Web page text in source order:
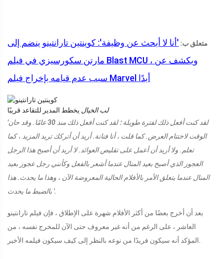
متعلق ب: 'أنا لا أبحث عن وظيفة': كوينتين تارانتينو ينضم إلى
مارتن سكورسيزي في فيلم Blast MCU ، ويكشف عن
سبب عدم قيامه بإخراج فيلم Marvel أبدًا
لب الخيال يخطط المدير للتقاعد قريبًا
'لقد كنت أفعل ذلك لفترة طويلة ؛ لقد كنت أفعل ذلك منذ 30 عامًا. وقد حان
الوقت لاختتام العرض. كما قلت ، أنا فنانة. أريد أن أتركك تريد المزيد ، كما
تعلم. ولا أريد أن أعمل على تقليص العوائد. لا أريد أن أصبح هذا الرجل
العجوز الذي أصبح بعيد المنال عندما أشعر بالفعل وكأنني رجل عجوز بعيد
المنال عندما يتعلق الأمر بالأفلام الحالية المعروضة الآن ، وهذا ما يحدث. هذا
بالضبط ما يحدث '.
بعد أن أخرج بعضًا من أكثر الأفلام شهرة على الإطلاق ، فإن فيلم تارانتينو
العاشر ، على الرغم من أنه غير معروف حتى الآن للمخرج نفسه ، من
المؤكد أنه سيكون فريدًا من نوعه بالنظر إلى كيف سيكون فيلمه الأخير.